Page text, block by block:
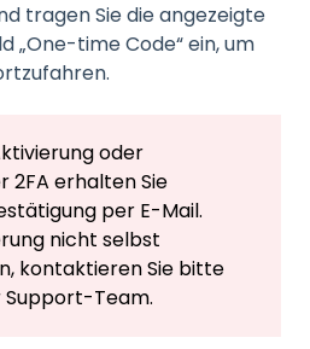
tragen Sie die angezeigte
„One-time Code“ ein, um
oder
2FA erhalten Sie
per E-Mail.
nicht selbst
kontaktieren Sie bitte
Support-Team.